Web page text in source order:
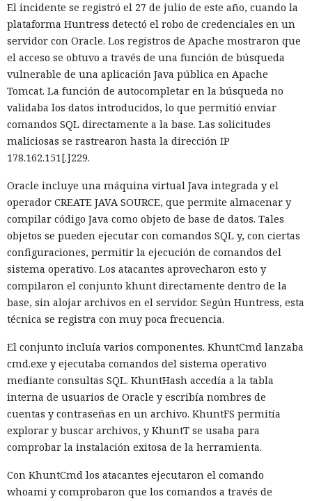
En la nueva versión están activados por defecto el caché en
disco y el desplazamiento de datos no utilizados a disco. Una
instancia con 50 rutas (páginas separadas) ahora consume
alrededor de 840 megabytes en lugar de los anteriores 4,6
gigabytes — un ahorro de aproximadamente el 82%.
El caché en disco, probado ya en la versión 16.1, lee el caché
guardado antes de la compilación y recompila solo los
fragmentos de código que han cambiado. Según pruebas de
Vercel, una compilación de un proyecto que antes tardaba
aceleración de 2,3 veces. El desplazamiento de memoria,
activado por defecto en modo de desarrollo, mueve los datos
no solicitados al disco cuando se aproxima al umbral de
carga y los vuelve a cargar cuando es necesario.
En modo experimental está disponible un nuevo
compilador de React escrito en Rust, integrado directamente
en Turbopack. Evita la configuración manual de lamemoiza
ciónque antes requería pasar el código por el
34% en arranque en frío y en un 46% en recompilación.
La mejora de rendimiento también afectó a la ejecución del
código. El paso a TypeScript versión 7, reescrito en Go, según
la estimación del equipo de Next.js acelera el
funcionamiento aproximadamente diez veces. En el
servidor, renunciar a la conversión de los web streams a
renderizado permite procesar un 22% más de solicitudes
sin cambiar el código de las aplicaciones.
El incidente se registró el 27 de julio de este año, cuando la
plataforma Huntress detectó el robo de credenciales en un
servidor con Oracle. Los registros de Apache mostraron que
el acceso se obtuvo a través de una función de búsqueda
vulnerable de una aplicación Java pública en Apache
Tomcat. La función de autocompletar en la búsqueda no
validaba los datos introducidos, lo que permitió enviar
comandos SQL directamente a la base. Las solicitudes
maliciosas se rastrearon hasta la dirección IP
178.162.151[.]229.
Oracle incluye una máquina virtual Java integrada y el
operador CREATE JAVA SOURCE, que permite almacenar y
compilar código Java como objeto de base de datos. Tales
objetos se pueden ejecutar con comandos SQL y, con ciertas
configuraciones, permitir la ejecución de comandos del
sistema operativo. Los atacantes aprovecharon esto y
compilaron el conjunto khunt directamente dentro de la
base, sin alojar archivos en el servidor. Según Huntress, esta
técnica se registra con muy poca frecuencia.
El conjunto incluía varios componentes. KhuntCmd lanzaba
cmd.exe y ejecutaba comandos del sistema operativo
mediante consultas SQL. KhuntHash accedía a la tabla
interna de usuarios de Oracle y escribía nombres de
cuentas y contraseñas en un archivo. KhuntFS permitía
explorar y buscar archivos, y KhuntT se usaba para
comprobar la instalación exitosa de la herramienta.
Con KhuntCmd los atacantes ejecutaron el comando
whoami y comprobaron que los comandos a través de